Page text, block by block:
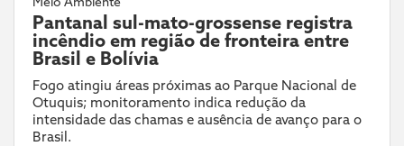
Pantanal sul-mato-grossense registra
incêndio em região de fronteira entre
Brasil e Bolívia
Fogo atingiu áreas próximas ao Parque Nacional de
Otuquis; monitoramento indica redução da
intensidade das chamas e ausência de avanço para o
Brasil.